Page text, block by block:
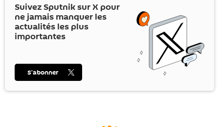
Suivez Sputnik surX pour
ne jamais manquer les
actualités les plus
importantes
S’abonner